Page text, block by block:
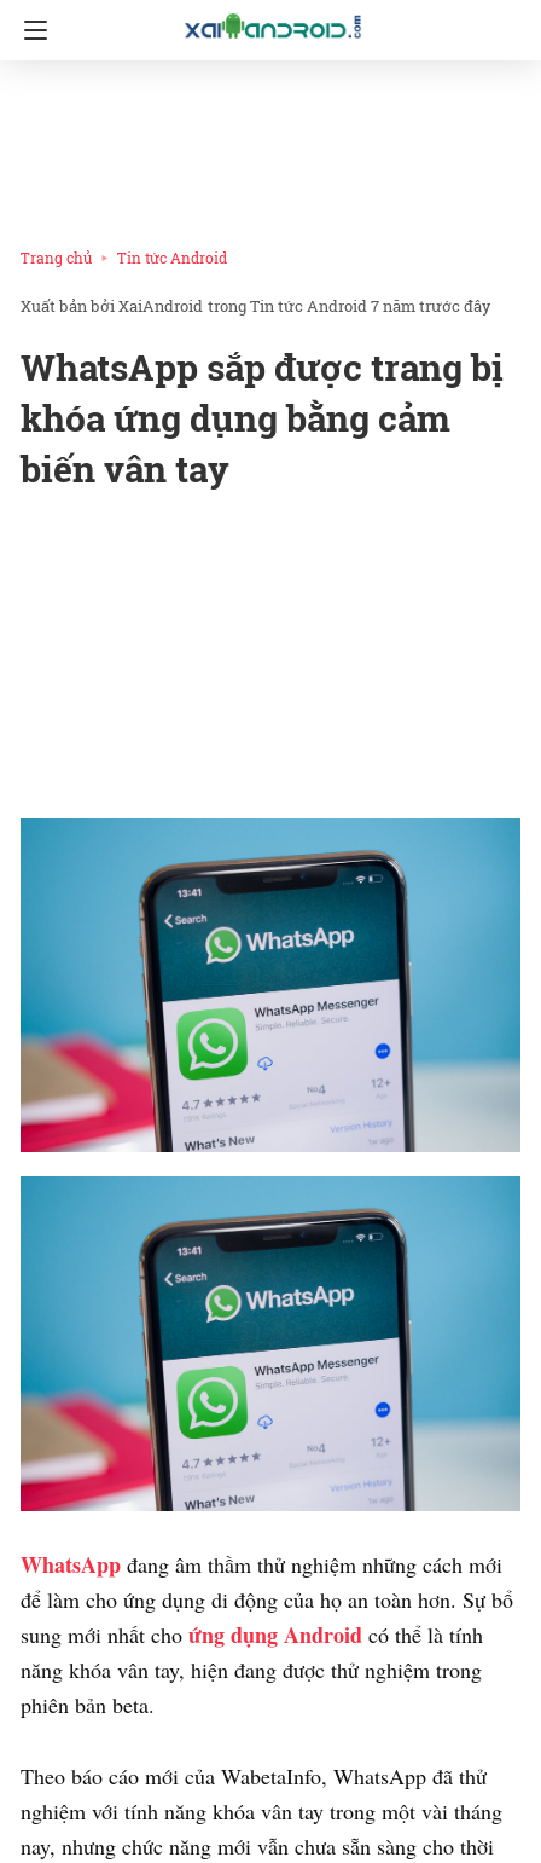
Trang chủ Tin tức Android
XaiAndroid trongTin tức Android7 năm trước đây
WhatsApp sắp được trang bị
khóa ứng dụng bằng cảm
biến vân tay
WhatsApp đang âm thầm thử nghiệm những cách mới
để làm cho ứng dụng di động của họ an toàn hơn. Sự bổ
sung mới nhất cho ứng dụng Android có thể là tính
năng khóa vân tay, hiện đang được thử nghiệm trong
phiên bản beta.
Theo báo cáo mới của WabetaInfo, WhatsApp đã thử
nghiệm với tính năng khóa vân tay trong một vài tháng
nay, nhưng chức năng mới vẫn chưa sẵn sàng cho thời